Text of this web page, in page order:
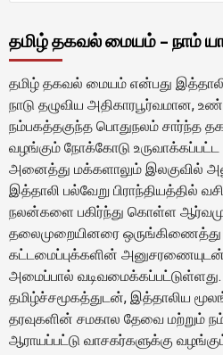
தமிழ் தகவல் மையம் – நாம்
தமிழ் தகவல் மையம் என்பது இத்தாலி
நாடு தழுவிய அதிகாரபூர்வமான,
நம்பகத்தகுந்த பொதுநலம் சார்ந்த
வழங்கும் நோக்கோடு
அனைத்து மக்களாலும் இலகுவில்
இத்தாலி பல்வேறு பிராந்தியத்தில்
நலன்களை பகிர்ந்து கொள்ள
தலைமுறையினரை ஒருங்கிணைத்து
கட்டமைப்புக்களின்
அமைப்பால்
தமிழ்ச்சமூகத்துடன், இத்தாலிய
தரவுகளின் சமகால தேவை
ஆராயப்பட்டு வாசகர்களுக்கு